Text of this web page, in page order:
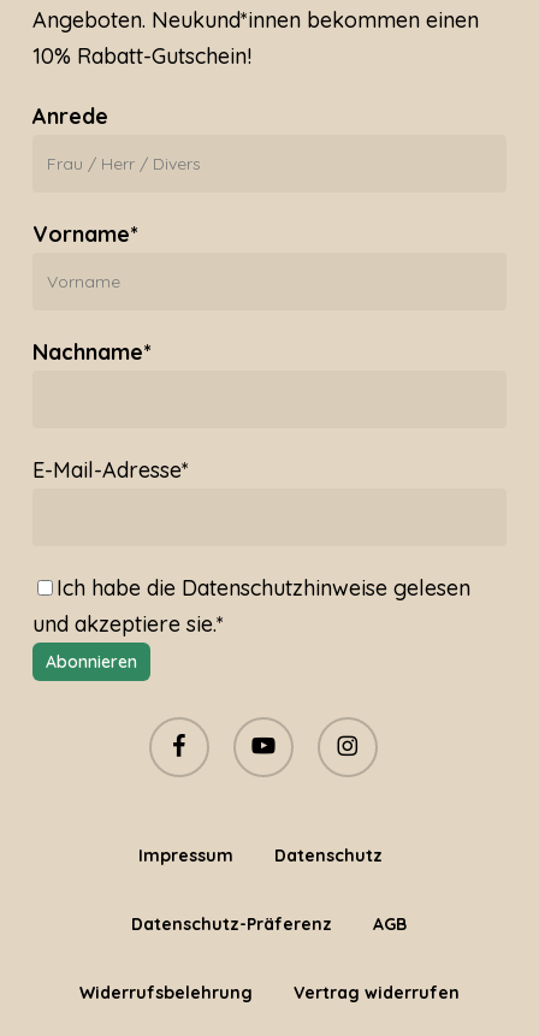
Angeboten. Neukund*innen bekommen einen
10% Rabatt-Gutschein!
Anrede
Vorname*
Nachname*
E-Mail-Adresse*
Ich habe die Datenschutzhinweisegelesen
und akzeptiere sie.*
facebook youtube instagram
Impressum Datenschutz
Datenschutz-Präferenz AGB
Widerrufsbelehrung Vertrag widerrufen